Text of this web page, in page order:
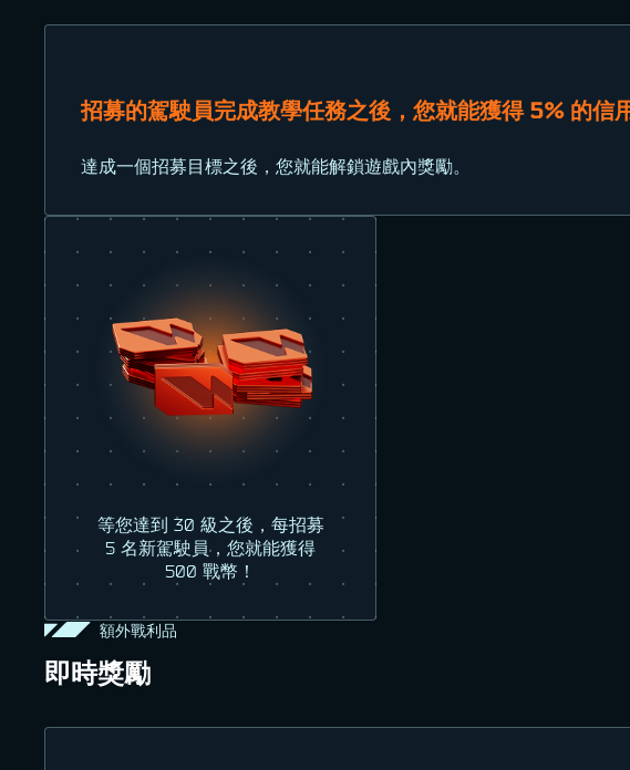
招募的駕駛員完成教學任務之後，您就能獲得 5% 的信
達成一個招募目標之後，您就能解鎖遊戲內獎勵。
等您達到 30 級之後，每招募
5 名新駕駛員，您就能獲得
500 戰幣！
額外戰利品
即時獎勵